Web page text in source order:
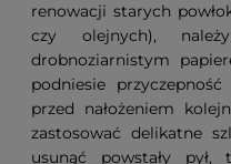
renowacji starych
czy olejnych),
drobnoziarnistym
podniesie
przed nałożeniem
zastosować delikatne
usunąć powstały